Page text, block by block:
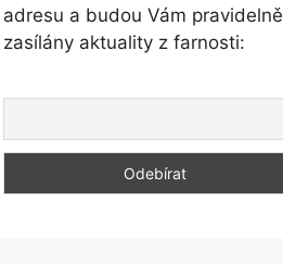
adresu a budou Vám pravidelně
zasílány aktuality z farnosti: